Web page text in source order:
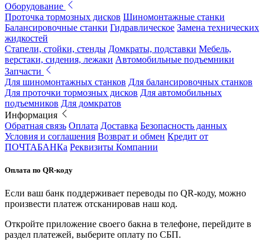
Оборудование
Проточка тормозных дисков Шиномонтажные станки
Балансировочные станки Гидравлическое Замена технических
жидкостей
Стапели, стойки, стенды Домкраты, подставки Мебель,
верстаки, сидения, лежаки Автомобильные подъемники
Запчасти
Для шиномонтажных станков Для балансировочных станков
Для проточки тормозных дисков Для автомобильных
подъемников Для домкратов
Информация
Обратная связь Оплата Доставка Безопасность данных
Условия и соглашения Возврат и обмен Кредит от
ПОЧТАБАНКа Реквизиты Компании
Оплата по QR-коду
Если ваш банк поддерживает переводы по QR-коду, можно
произвести платеж отсканировав наш код.
Откройте приложение своего бакна в телефоне, перейдите в
раздел платежей, выберите оплату по СБП.